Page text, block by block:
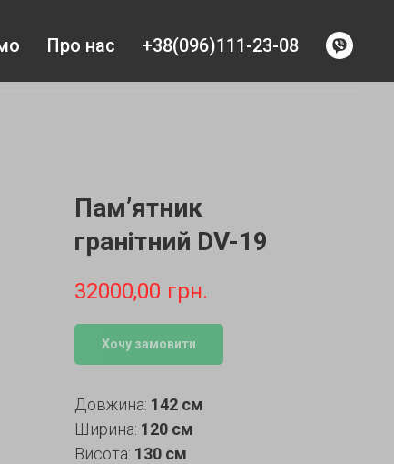
Про нас +38(096)111-23-08
Пам’ятник
гранітний DV-19
32000,00 грн.
Хочу замовити
Довжина: 142 см
Ширина: 120 см
Висота: 130 см